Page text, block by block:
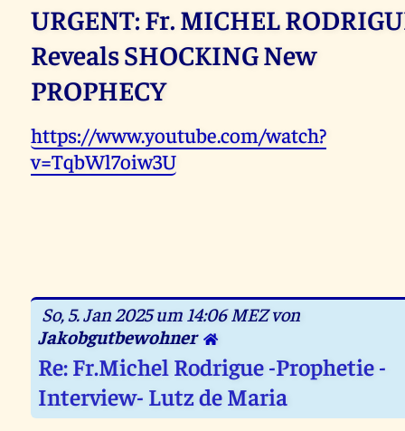
URGENT: Fr. MICHEL
Reveals SHOCKING New
PROPHECY
https://www.youtube.com/watch?
v=TqbWl7oiw3U
So, 5. Jan 2025 um 14:06 MEZ von
Jakobgutbewohner
Re: Fr.Michel Rodrigue -Prophetie -
Interview- Lutz de Maria